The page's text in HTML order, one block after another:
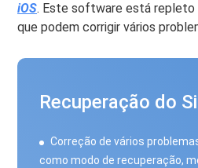
iOS. Este software está repleto
que podem corrigir vários
Recuperação do
Correção de vários
como modo de recuperação,